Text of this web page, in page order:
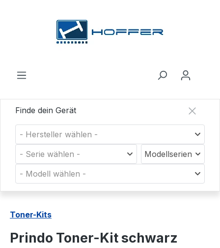
Finde dein Gerät
- Hersteller wählen -
- Serie wählen -
Modellserien
- Modell wählen -
Toner-Kits
Prindo Toner-Kit schwarz